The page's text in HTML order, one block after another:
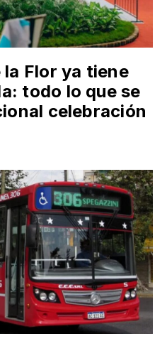
la Flor ya tiene
todo lo que se
celebración